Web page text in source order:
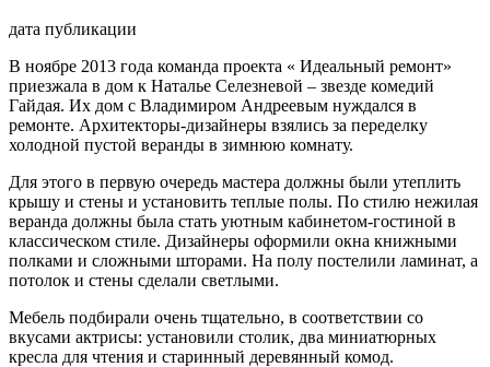
дата публикации
В ноябре 2013 года команда проекта « Идеальный ремонт»
приезжала в дом к Наталье Селезневой – звезде комедий
Гайдая. Их дом с Владимиром Андреевым нуждался в
ремонте. Архитекторы-дизайнеры взялись за переделку
холодной пустой веранды в зимнюю комнату.
Для этого в первую очередь мастера должны были утеплить
крышу и стены и установить теплые полы. По стилю нежилая
веранда должны была стать уютным кабинетом-гостиной в
классическом стиле. Дизайнеры оформили окна книжными
полками и сложными шторами. На полу постелили ламинат, а
потолок и стены сделали светлыми.
Мебель подбирали очень тщательно, в соответствии со
вкусами актрисы: установили столик, два миниатюрных
кресла для чтения и старинный деревянный комод.